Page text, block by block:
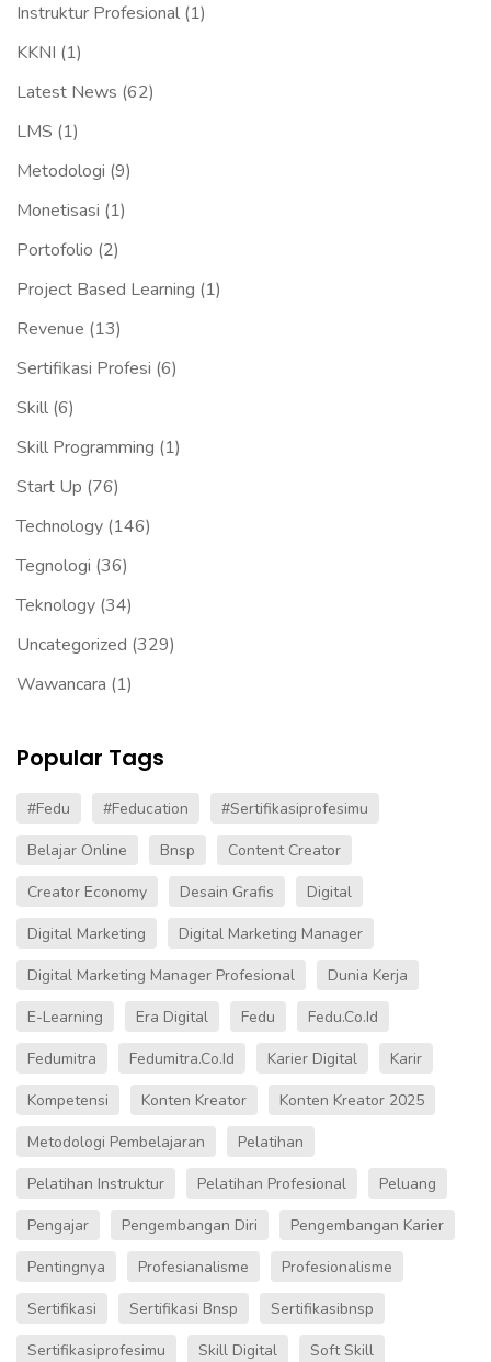
Instruktur Profesional (1)
KKNI (1)
Latest News (62)
LMS (1)
Metodologi (9)
Monetisasi (1)
Portofolio (2)
Project Based Learning (1)
Revenue (13)
Sertifikasi Profesi (6)
Skill (6)
Skill Programming (1)
Start Up (76)
Technology (146)
Tegnologi (36)
Teknology (34)
Uncategorized (329)
Wawancara (1)
Popular Tags
#fedu #Feducation
#sertifikasiprofesimu
Belajar Online
Bnsp
Content Creator
Creator Economy
Desain Grafis
Digital
Digital Marketing
Digital Marketing Manager
Digital Marketing Manager Profesional
Dunia Kerja
E-Learning
Era Digital Fedu
Fedu.co.id
Fedumitra
Fedumitra.co.id Karier Digital
Karir
Kompetensi
Konten Kreator
Konten Kreator 2025
Metodologi Pembelajaran
Pelatihan
Pelatihan Instruktur
Pelatihan Profesional
Peluang
Pengajar
Pengembangan Diri
Pengembangan Karier
Pentingnya
Profesianalisme
Profesionalisme
Sertifikasi
Sertifikasi Bnsp
Sertifikasibnsp
Sertifikasiprofesimu
Skill Digital
Soft Skill